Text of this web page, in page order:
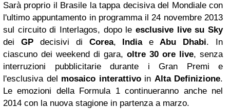
Sarà proprio il Brasile la tappa decisiva del Mondiale con
l'ultimo appuntamento in programma il 24 novembre 2013
sul circuito di Interlagos, dopo le esclusive live su Sky
dei GP decisivi di Corea, Indiae Abu Dhabi. In
ciascuno dei weekend di gara, oltre 30 ore live, senza
interruzioni pubblicitarie durante i Gran Premi e
l'esclusiva del mosaico interattivoin Alta Definizione.
Le emozioni della Formula 1 continueranno anche nel
2014 con la nuova stagione in partenza a marzo.